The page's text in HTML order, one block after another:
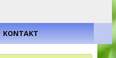
KONTAKT